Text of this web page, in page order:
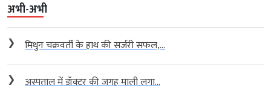
अभी-अभी
❯ मिथुन चक्रवर्ती के हाथ की सर्जरी सफल,...
❯ अस्पताल में डॉक्टर की जगह माली लगा...